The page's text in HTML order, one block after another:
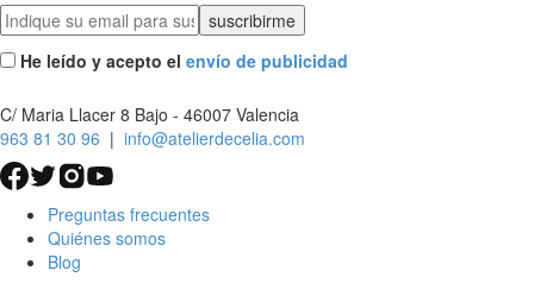
He leído y acepto el envío de publicidad
C/ Maria Llacer 8 Bajo - 46007 Valencia
963 81 30 96 | info@atelierdecelia.com
Preguntas frecuentes
Quiénes somos
Blog